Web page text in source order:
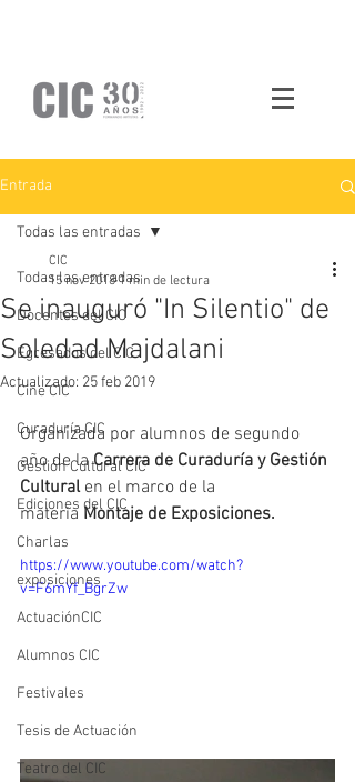
Entrada
Todas las entradas
Docentes del CIC
Egresados del CIC
Cine CIC
Curaduría CIC
Gestión Cultural CIC
Ediciones del CIC
Charlas
exposiciones
ActuaciónCIC
Alumnos CIC
Festivales
Tesis de Actuación
Teatro del CIC
Todas las entradas
Se inauguró "In Silentio" de
Soledad Majdalani
CIC
15 nov 2018 1 min de lectura
Actualizado: 25 feb 2019
Organizada por alumnos de segundo
año de la Carrera de Curaduría y Gestión
Cultural en el marco de la
materia Montaje de Exposiciones.
https://www.youtube.com/watch?
v=F6mYf_BgrZw